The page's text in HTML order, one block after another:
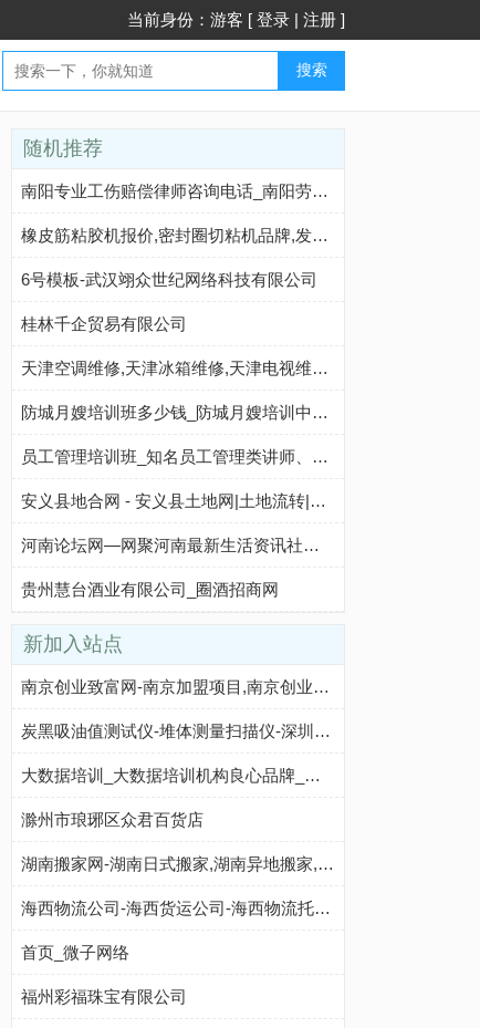
当前身份：游客 [ 登录 | 注册 ]
搜索
随机推荐
南阳专业工伤赔偿律师咨询电话_南阳劳动工伤律师_南阳交通工伤纠纷律师-工伤理赔律师事务所
橡皮筋粘胶机报价,密封圈切粘机品牌,发圈头饰胶圈加工设备厂家-正凌自动化
6号模板-武汉翊众世纪网络科技有限公司
桂林千企贸易有限公司
天津空调维修,天津冰箱维修,天津电视维修,天津热水器维修,天津燃气灶维修-天津家电维修网
防城月嫂培训班多少钱_防城月嫂培训中心哪家好_防城免费月嫂培训学习报名-防城月嫂培训学校机构
员工管理培训班_知名员工管理类讲师、机构，企业员工管理内训课程-员工管理培训网
安义县地合网 - 安义县土地网|土地流转|地块出租转让|农村土地租赁承包网络平台
河南论坛网—网聚河南最新生活资讯社区 - Powered by bbs.wbn360.cn!
贵州慧台酒业有限公司_圈酒招商网
新加入站点
南京创业致富网-南京加盟项目,南京创业项目,南京招商加盟,南京连锁加盟店
炭黑吸油值测试仪-堆体测量扫描仪-深圳市鹏锦科技有限公司
大数据培训_大数据培训机构良心品牌_千锋教育大数据培训班
滁州市琅琊区众君百货店
湖南搬家网-湖南日式搬家,湖南异地搬家,湖南长途搬家,湖南仓储物流,湖南搬家公司排名前十名
海西物流公司-海西货运公司-海西物流托运-伯乐速运
首页_微子网络
福州彩福珠宝有限公司